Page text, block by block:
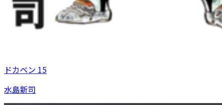
ドカベン 15
水島新司